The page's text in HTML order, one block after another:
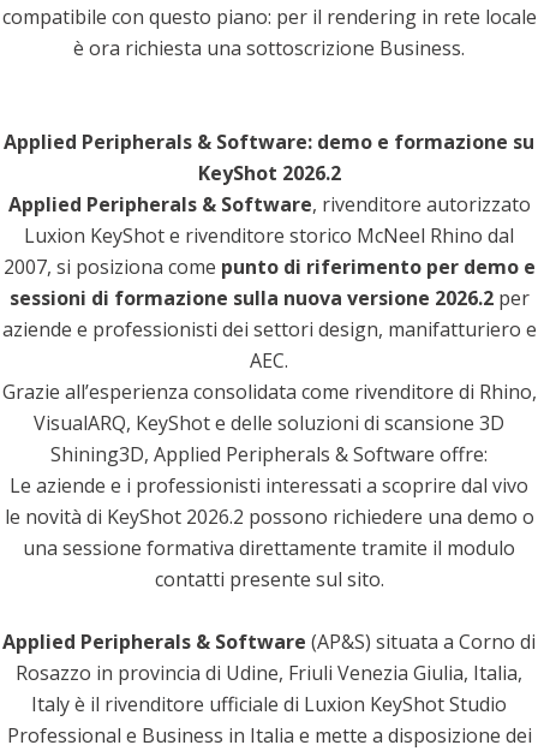
compatibile con questo piano: per il rendering in rete locale
è ora richiesta una sottoscrizione Business.
Applied Peripherals & Software: demo e formazione su
KeyShot 2026.2
Applied Peripherals & Software, rivenditore autorizzato
Luxion KeyShot e rivenditore storico McNeel Rhino dal
2007, si posiziona come punto di riferimento per demo e
sessioni di formazione sulla nuova versione 2026.2per
aziende e professionisti dei settori design, manifatturiero e
AEC.
Grazie all’esperienza consolidata come rivenditore di Rhino,
VisualARQ, KeyShot e delle soluzioni di scansione 3D
Shining3D, Applied Peripherals & Software offre:
Le aziende e i professionisti interessati a scoprire dal vivo
le novità di KeyShot 2026.2 possono richiedere una demo o
una sessione formativa direttamente tramite il modulo
contatti presente sul sito.
Applied Peripherals & Software (AP&S) situata a Corno di
Rosazzo in provincia di Udine, Friuli Venezia Giulia, Italia,
Italy è il rivenditore ufficiale di Luxion KeyShot Studio
Professional e Business in Italia e mette a disposizione dei